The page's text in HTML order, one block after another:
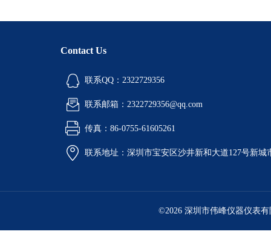
Contact Us
联系QQ：2322729356
联系邮箱：2322729356@qq.com
传真：86-0755-61605261
联系地址：深圳市宝安区沙井新和大道127号新城
©2026 深圳市伟峰仪器仪表